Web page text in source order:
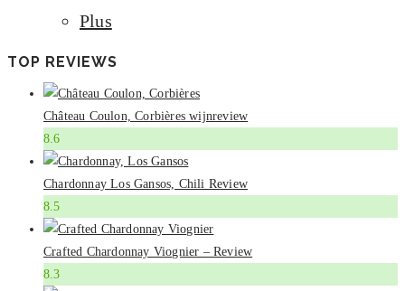
Plus
TOP REVIEWS
Château Coulon, Corbières wijnreview
8.6
Chardonnay Los Gansos, Chili Review
8.5
Crafted Chardonnay Viognier – Review
8.3